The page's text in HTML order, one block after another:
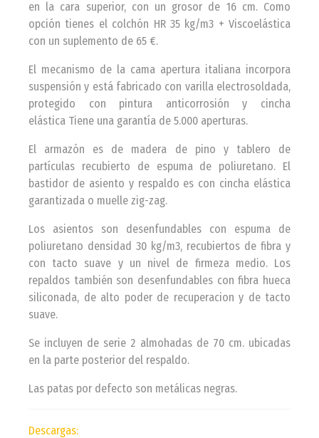
en la cara superior, con un grosor de 16 cm. Como
opción tienes el colchón HR 35 kg/m3 + Viscoelástica
con un suplemento de 65 €.
El mecanismo de la cama apertura italiana incorpora
suspensión y está fabricado con varilla electrosoldada,
protegido con pintura anticorrosión y cincha
elástica Tiene una garantía de 5.000 aperturas.
El armazón es de madera de pino y tablero de
partículas recubierto de espuma de poliuretano. El
bastidor de asiento y respaldo es con cincha elástica
garantizada o muelle zig-zag.
Los asientos son desenfundables con espuma de
poliuretano densidad 30 kg/m3, recubiertos de fibra y
con tacto suave y un nivel de firmeza medio. Los
repaldos también son desenfundables con fibra hueca
siliconada, de alto poder de recuperacion y de tacto
suave.
Se incluyen de serie 2 almohadas de 70 cm. ubicadas
en la parte posterior del respaldo.
Las patas por defecto son metálicas negras.
Descargas: